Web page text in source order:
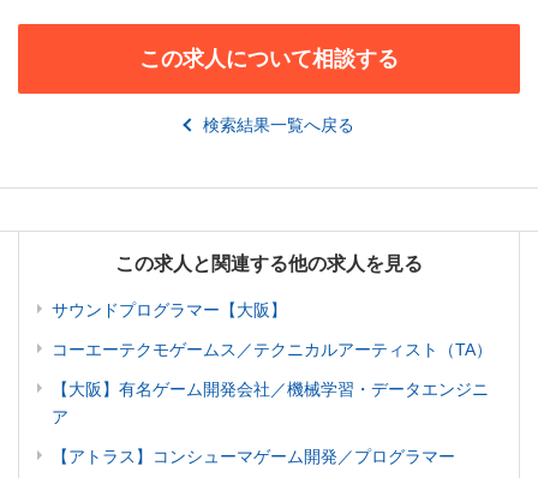
この求人について相談する
検索結果一覧へ戻る
この求人と関連する他の求人を見る
サウンドプログラマー【大阪】
コーエーテクモゲームス／テクニカルアーティスト（TA）
【大阪】有名ゲーム開発会社／機械学習・データエンジニ
ア
【アトラス】コンシューマゲーム開発／プログラマー